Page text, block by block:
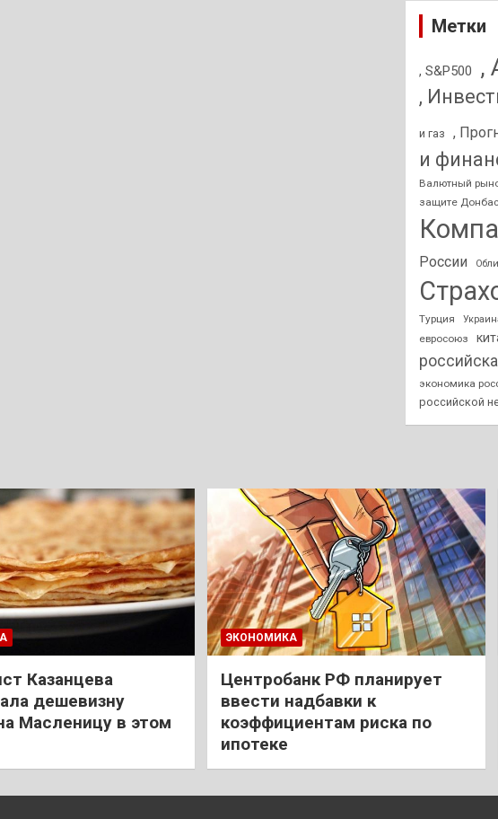
Метки
, S&P500 ,
,
и газ ,
и
Валютный
защите
России
Турция
евросоюз
экономика
российской
Казанцева
дешевизну
Масленицу в этом
ЭКОНОМИКА
Центробанк РФ планирует
ввести надбавки к
коэффициентам риска по
ипотеке